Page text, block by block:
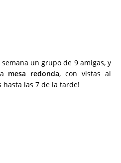
un grupo de 9 amigas, y
mesa redonda, con vistas al
hasta las 7 de la tarde!